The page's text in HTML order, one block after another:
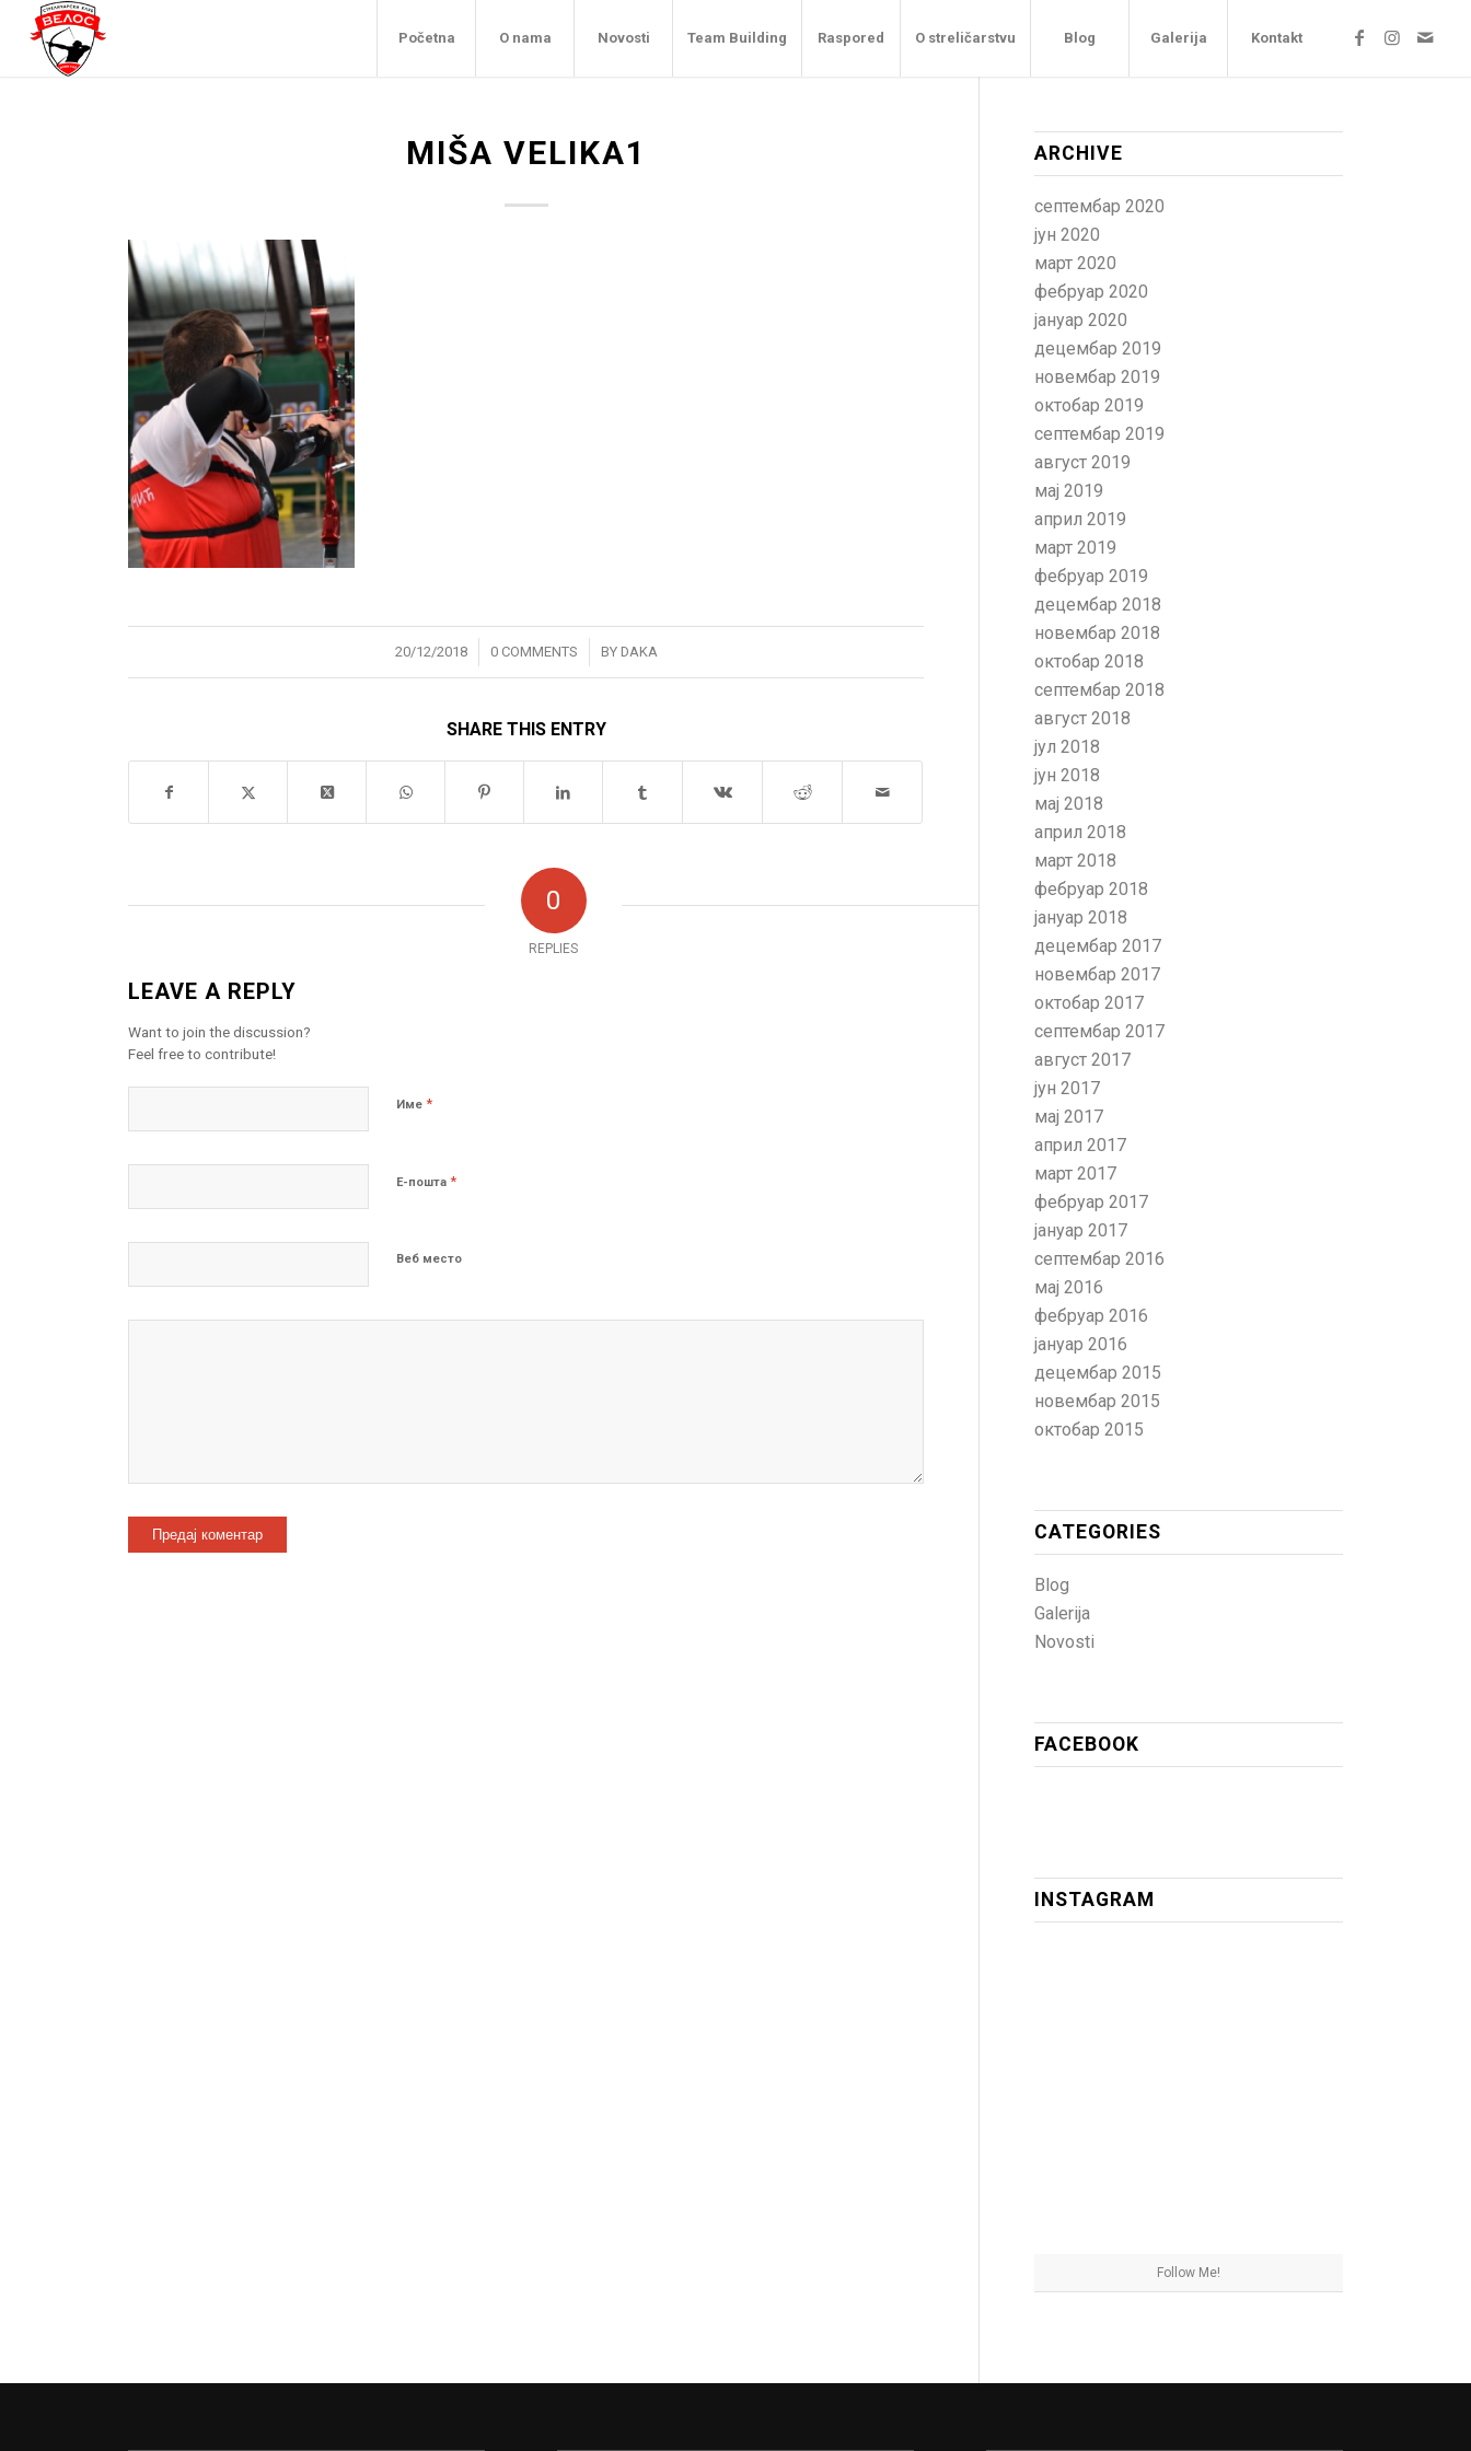
Početna O nama Novosti Team Building Raspored O streličarstvu Blog Galerija Kontakt
MIŠA VELIKA1
20/12/2018
/ 0 COMMENTS
/ BY DAKA
SHARE THIS ENTRY
0
REPLIES
LEAVE A REPLY
Want to join the discussion?
Feel free to contribute!
Име*
Е-пошта*
Веб место
ARCHIVE
септембар 2020
јун 2020
март 2020
фебруар 2020
јануар 2020
децембар 2019
новембар 2019
октобар 2019
септембар 2019
август 2019
мај 2019
април 2019
март 2019
фебруар 2019
децембар 2018
новембар 2018
октобар 2018
септембар 2018
август 2018
јул 2018
јун 2018
мај 2018
април 2018
март 2018
фебруар 2018
јануар 2018
децембар 2017
новембар 2017
октобар 2017
септембар 2017
август 2017
јун 2017
мај 2017
април 2017
март 2017
фебруар 2017
јануар 2017
септембар 2016
мај 2016
фебруар 2016
јануар 2016
децембар 2015
новембар 2015
октобар 2015
CATEGORIES
Blog
Galerija
Novosti
FACEBOOK
INSTAGRAM
Follow Me!